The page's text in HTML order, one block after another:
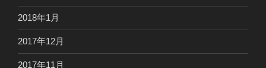
2018年1月
2017年12月
2017年11月